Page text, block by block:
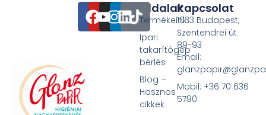
Oldalak
Termékeink
Ipari
takarítógép
bérlés
Blog –
Hasznos
cikkek
Kapcsolat
1033 Budapest,
Szentendrei út
89-93
Email:
Mobil: +36 70 636
5790